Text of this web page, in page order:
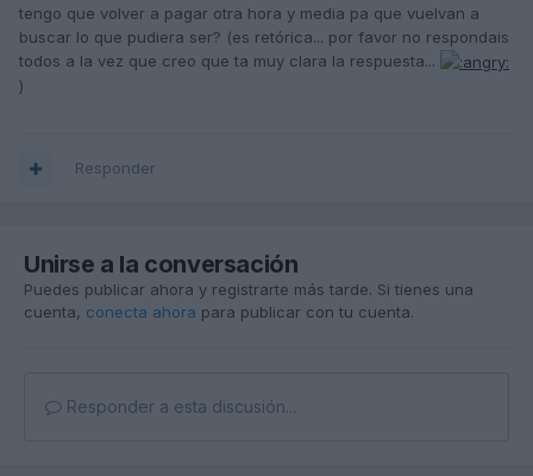
tengo que volver a pagar otra hora y media pa que vuelvan a
buscar lo que pudiera ser? (es retórica... por favor no respondais
todos a la vez que creo que ta muy clara la respuesta...
)
Responder
Unirse a la conversación
Puedes publicar ahora y registrarte más tarde. Si tienes una
cuenta, conecta ahora para publicar con tu cuenta.
Responder a esta discusión...